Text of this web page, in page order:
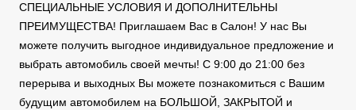
СПЕЦИАЛЬНЫЕ УСЛОВИЯ И ДОПОЛНИТЕЛЬНЫ
ПРЕИМУЩЕСТВА! Приглашаем Вас в Салон! У нас Вы
можете получить выгодное индивидуальное предложение и
выбрать автомобиль своей мечты! С 9:00 до 21:00 без
перерыва и выходных Вы можете познакомиться с Вашим
будущим автомобилем на БОЛЬШОЙ, ЗАКРЫТОЙ и